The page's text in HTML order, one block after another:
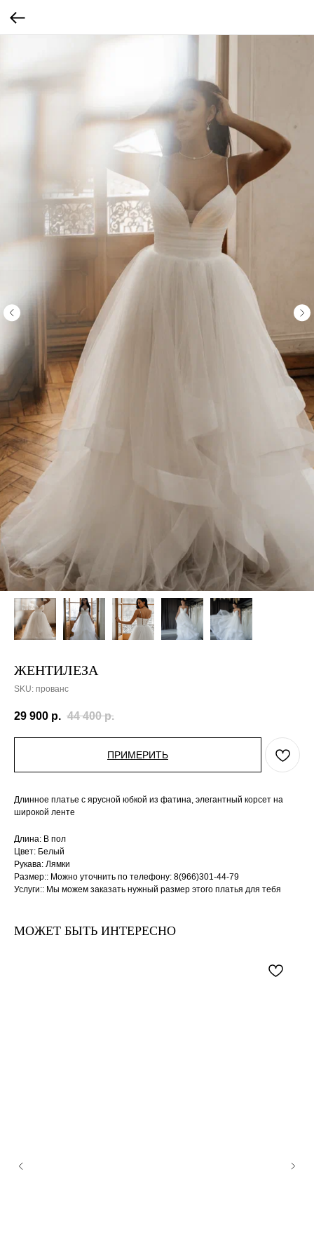
ЖЕНТИЛЕЗА
SKU: прованс
29 900 р. 44 400 р.
ПРИМЕРИТЬ
Длинное платье с ярусной юбкой из фатина, элегантный корсет на
широкой ленте
Длина: В пол
Цвет: Белый
Рукава: Лямки
Размер:: Можно уточнить по телефону: 8(966)301-44-79
Услуги:: Мы можем заказать нужный размер этого платья для тебя
МОЖЕТ БЫТЬ ИНТЕРЕСНО